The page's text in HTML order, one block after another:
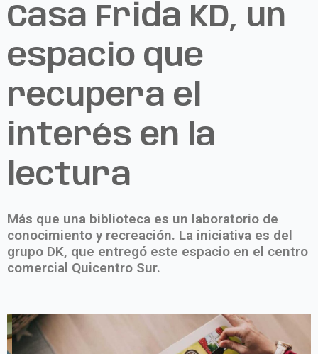
Casa Frida KD, un
espacio que
recupera el
interés en la
lectura
Más que una biblioteca es un laboratorio de
conocimiento y recreación. La iniciativa es del
grupo DK, que entregó este espacio en el centro
comercial Quicentro Sur.